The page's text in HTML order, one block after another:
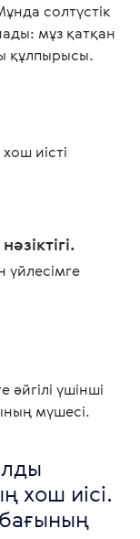
солтүстік
мұз қатқан
құлпырысы.
иісті
үйлесімге
үшінші
мүшесі.
хош иісі.